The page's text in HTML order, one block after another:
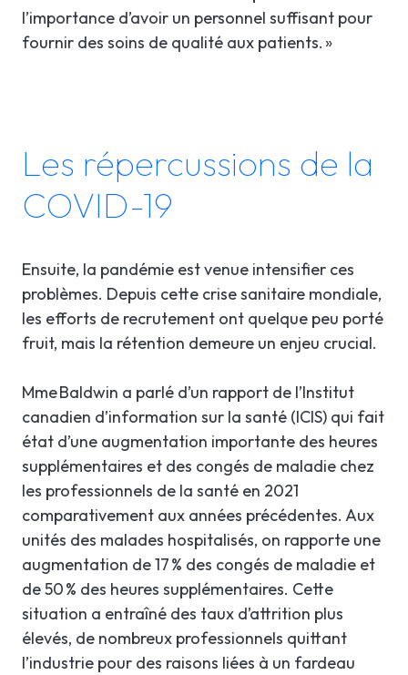
l’importance d’avoir un personnel suffisant pour
fournir des soins de qualité aux patients. »​
Les répercussions de la
COVID-19
Ensuite, la pandémie est venue intensifier ces
problèmes. Depuis cette crise sanitaire mondiale,
les efforts de recrutement ont quelque peu porté
fruit, mais la rétention demeure un enjeu crucial.
Mme Baldwin a parlé d’un rapport de l’Institut
canadien d’information sur la santé (ICIS) qui fait
état d’une augmentation importante des heures
supplémentaires et des congés de maladie chez
les professionnels de la santé en 2021
comparativement aux années précédentes. Aux
unités des malades hospitalisés, on rapporte une
augmentation de 17 % des congés de maladie et
de 50 % des heures supplémentaires​​. Cette
situation a entraîné des taux d’attrition plus
élevés, de nombreux professionnels quittant
l’industrie pour des raisons liées à un fardeau